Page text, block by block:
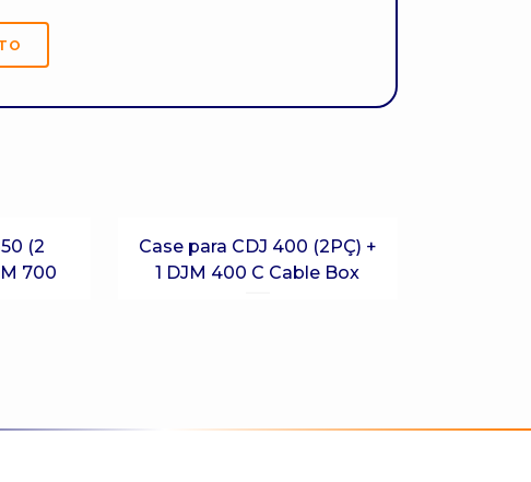
(2
700
Case para CDJ 400 (2PÇ) +
1 DJM 400 C Cable Box